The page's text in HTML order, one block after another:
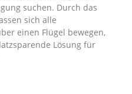
suchen. Durch das
sich alle
einen Flügel bewegen,
Lösung für